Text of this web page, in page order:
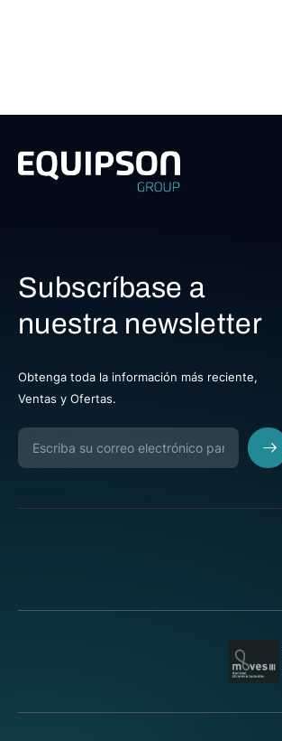
Subscríbase a
nuestra newsletter
Obtenga toda la información más reciente,
Ventas y Ofertas.